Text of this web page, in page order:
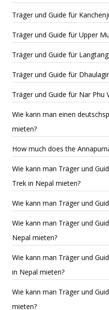
Träger und Guide für
Träger und Guide für Upper
Träger und Guide für
Träger und Guide für
Träger und Guide für Nar Phu
Wie kann man einen
mieten?
How much does the
Wie kann man Träger und
Trek in Nepal mieten?
Wie kann man Träger und
Wie kann man Träger und
Nepal mieten?
Wie kann man Träger und
in Nepal mieten?
Wie kann man Träger und
mieten?